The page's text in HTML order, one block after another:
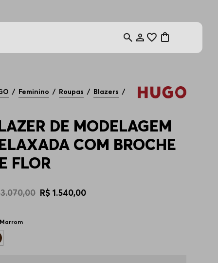
Feminino Roupas Blazers
DE MODELAGEM
COM BROCHE
FLOR
3.070,00 R$ 1.540,00
Marrom